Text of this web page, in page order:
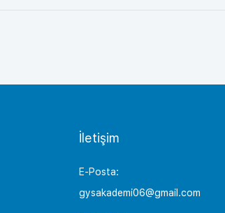
İletişim
E-Posta:
gysakademi06@gmail.com